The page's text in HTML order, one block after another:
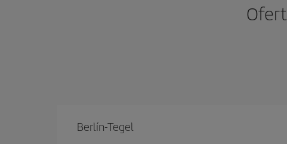
Berlín-Tegel